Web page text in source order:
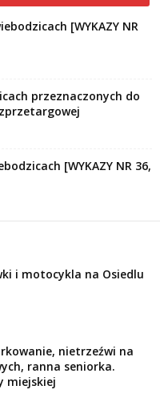
[WYKAZY NR
przeznaczonych do
[WYKAZY NR 36,
i motocykla na Osiedlu
nietrzeźwi na
ranna seniorka.
miejskiej